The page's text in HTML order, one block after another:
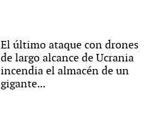
El último ataque con drones
de largo alcance de Ucrania
incendia el almacén de un
gigante...